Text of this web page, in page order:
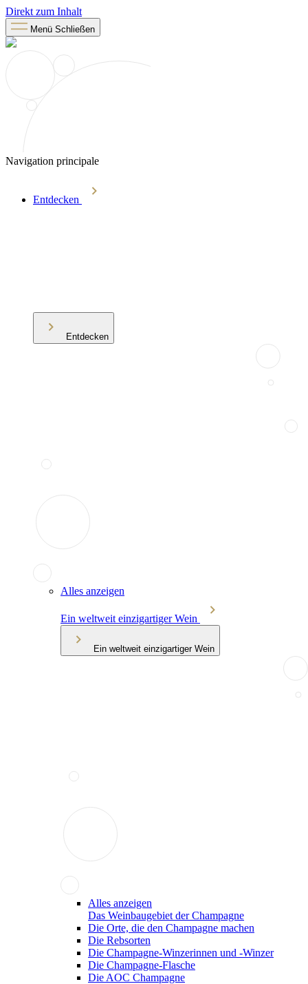
Direkt zum Inhalt
Menü Schließen
Navigation principale
Entdecken
Entdecken
Alles anzeigen
Ein weltweit einzigartiger Wein
Ein weltweit einzigartiger Wein
Alles anzeigen
Das Weinbaugebiet der Champagne
Die Orte, die den Champagne machen
Die Rebsorten
Die Champagne-Winzerinnen und -Winzer
Die Champagne-Flasche
Die AOC Champagne